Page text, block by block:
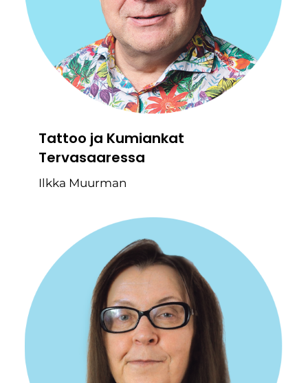
Tattoo ja Kumiankat
Tervasaaressa
Ilkka Muurman